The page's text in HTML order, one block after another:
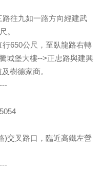
往九如一路方向經建武
。
650公尺，至臥龍路右轉
城堡大樓-->正忠路與建興
樹德家商。
)交叉路口，臨近高鐵左營